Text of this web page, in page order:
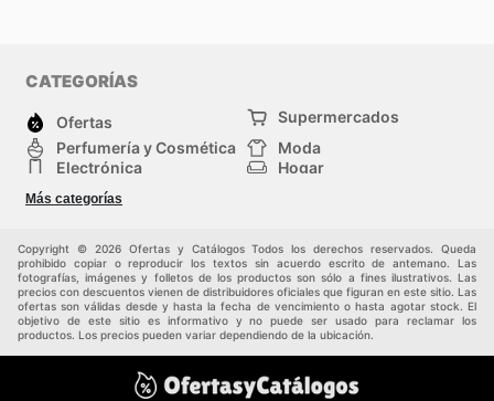
CATEGORÍAS
Ofertas
Supermercados
Perfumería y Cosmética
Moda
Electrónica
Hogar
Deporte
Juguetes y bebés
Más categorías
Copyright © 2026 Ofertas y Catálogos Todos los derechos reservados. Queda
prohibido copiar o reproducir los textos sin acuerdo escrito de antemano. Las
fotografías, imágenes y folletos de los productos son sólo a fines ilustrativos. Las
precios con descuentos vienen de distribuidores oficiales que figuran en este sitio. Las
ofertas son válidas desde y hasta la fecha de vencimiento o hasta agotar stock. El
objetivo de este sitio es informativo y no puede ser usado para reclamar los
productos. Los precios pueden variar dependiendo de la ubicación.